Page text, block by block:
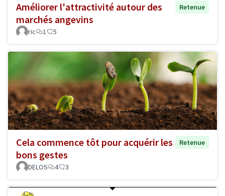
Améliorer l'attractivité autour des
marchés angevins
Retenue
ric 1 5
Cela commence tôt pour acquérir les
bons gestes
Retenue
DELOS 4 3